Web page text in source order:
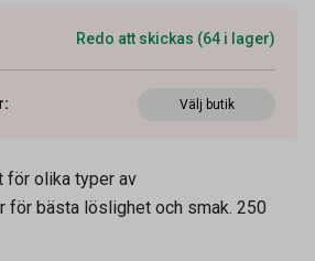
Redo att skickas (64 i lager)
: Välj butik
för olika typer av
för bästa löslighet och smak. 250
4032119